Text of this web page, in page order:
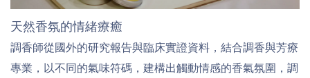
天然香氛的情緒療癒
調香師從國外的研究報告與臨床實證資料，結合調香與芳療
專業，以不同的氣味符碼，建構出觸動情感的香氣氛圍，調